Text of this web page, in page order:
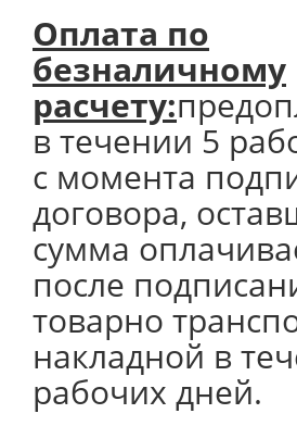
Оплата по
безналичному
расчету:
в течении 5
с момента
договора,
сумма
после
товарно
накладной в
рабочих дней.